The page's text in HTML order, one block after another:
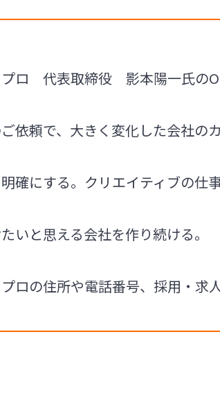
ロ 代表取締役 影本陽一氏の
依頼で、大きく変化した会社の
確にする。クリエイティブの仕
いと思える会社を作り続ける。
ロの住所や電話番号、採用・